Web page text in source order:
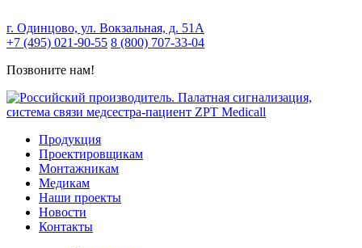
г. Одинцово, ул. Вокзальная, д. 51А
+7 (495) 021-90-55 8 (800) 707-33-04
Позвоните нам!
Продукция
Проектировщикам
Монтажникам
Медикам
Наши проекты
Новости
Контакты